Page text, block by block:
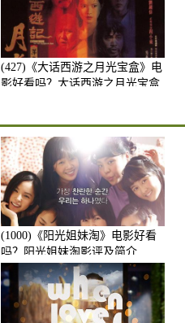
(427)《大话西游之月光宝盒》电
影好看吗？大话西游之月光宝盒
(1000)《阳光姐妹淘》电影好看
吗？阳光姐妹淘影评及简介